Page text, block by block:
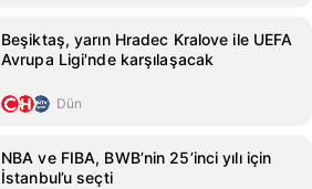
Beşiktaş, yarın Hradec Kralove ile UEFA
Avrupa Ligi'nde karşılaşacak
Dün
NBA ve FIBA, BWB’nin 25’inci yılı için
İstanbul’u seçti